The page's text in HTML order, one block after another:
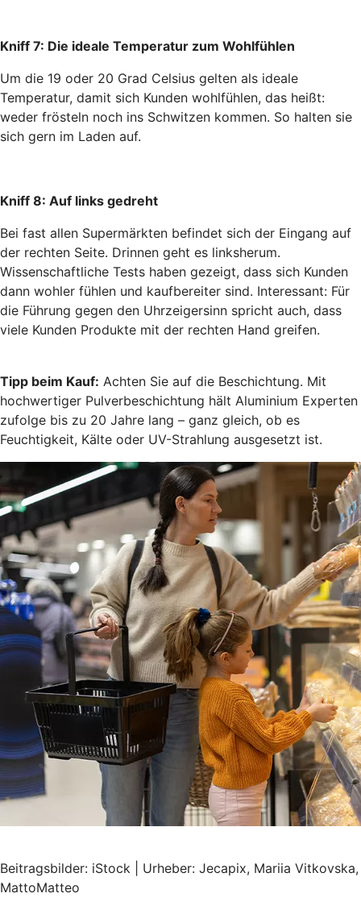
Kniff 7: Die ideale Temperatur zum Wohlfühlen
Um die 19 oder 20 Grad Celsius gelten als ideale
Temperatur, damit sich Kunden wohlfühlen, das heißt:
weder frösteln noch ins Schwitzen kommen. So halten sie
sich gern im Laden auf.
Kniff 8: Auf links gedreht
Bei fast allen Supermärkten befindet sich der Eingang auf
der rechten Seite. Drinnen geht es linksherum.
Wissenschaftliche Tests haben gezeigt, dass sich Kunden
dann wohler fühlen und kaufbereiter sind. Interessant: Für
die Führung gegen den Uhrzeigersinn spricht auch, dass
viele Kunden Produkte mit der rechten Hand greifen.
Tipp beim Kauf: Achten Sie auf die Beschichtung. Mit
hochwertiger Pulverbeschichtung hält Aluminium Experten
zufolge bis zu 20 Jahre lang – ganz gleich, ob es
Feuchtigkeit, Kälte oder UV-Strahlung ausgesetzt ist.
Beitragsbilder: iStock | Urheber: Jecapix, Mariia Vitkovska,
MattoMatteo